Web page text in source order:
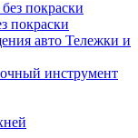
покраски
Тележки и
инструмент